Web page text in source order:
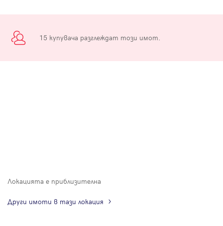
15 купувача разглеждат този имот.
Локацията е приблизителна
Други имоти в тази локация